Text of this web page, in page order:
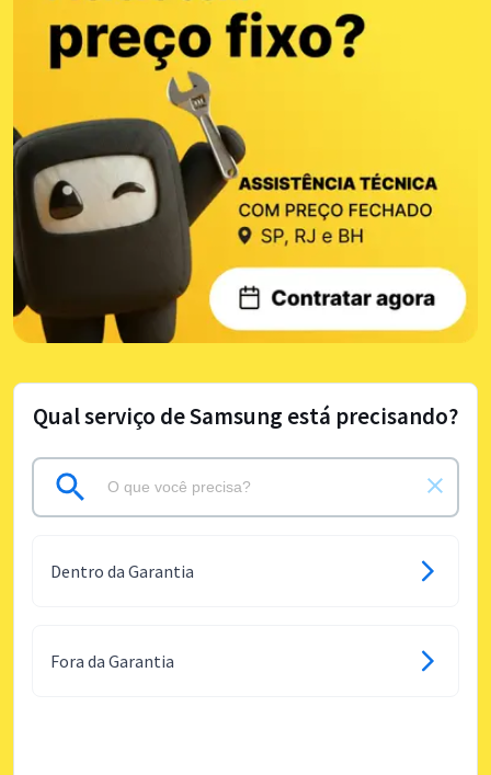
Qual serviço de Samsung está precisando?
Dentro da Garantia
Fora da Garantia